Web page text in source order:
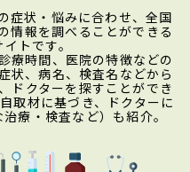
症状・悩みに合わせ、全国
情報を調べることができる
トです。
療時間、医院の特徴などの
状、病名、検査名などから
ドクターを探すことができ
取材に基づき、ドクターに
療・検査など）も紹介。